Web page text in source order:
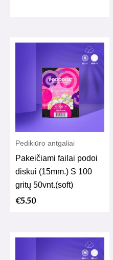
Pedikiūro antgaliai
Pakeičiami failai podoi
diskui (15mm.) S 100
gritų 50vnt.(soft)
€5.50